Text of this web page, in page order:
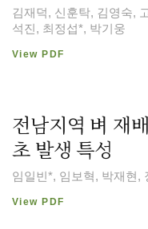
김재덕, 신훈탁, 김영숙,
석진, 최정섭*, 박기웅
View PDF
전남지역 벼 재
초 발생 특성
임일빈*, 임보혁, 박재현,
View PDF